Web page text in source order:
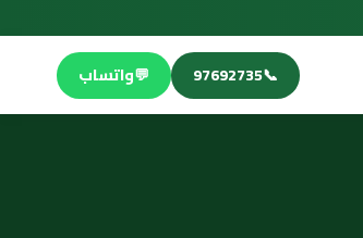
📞
97692735
💬واتساب